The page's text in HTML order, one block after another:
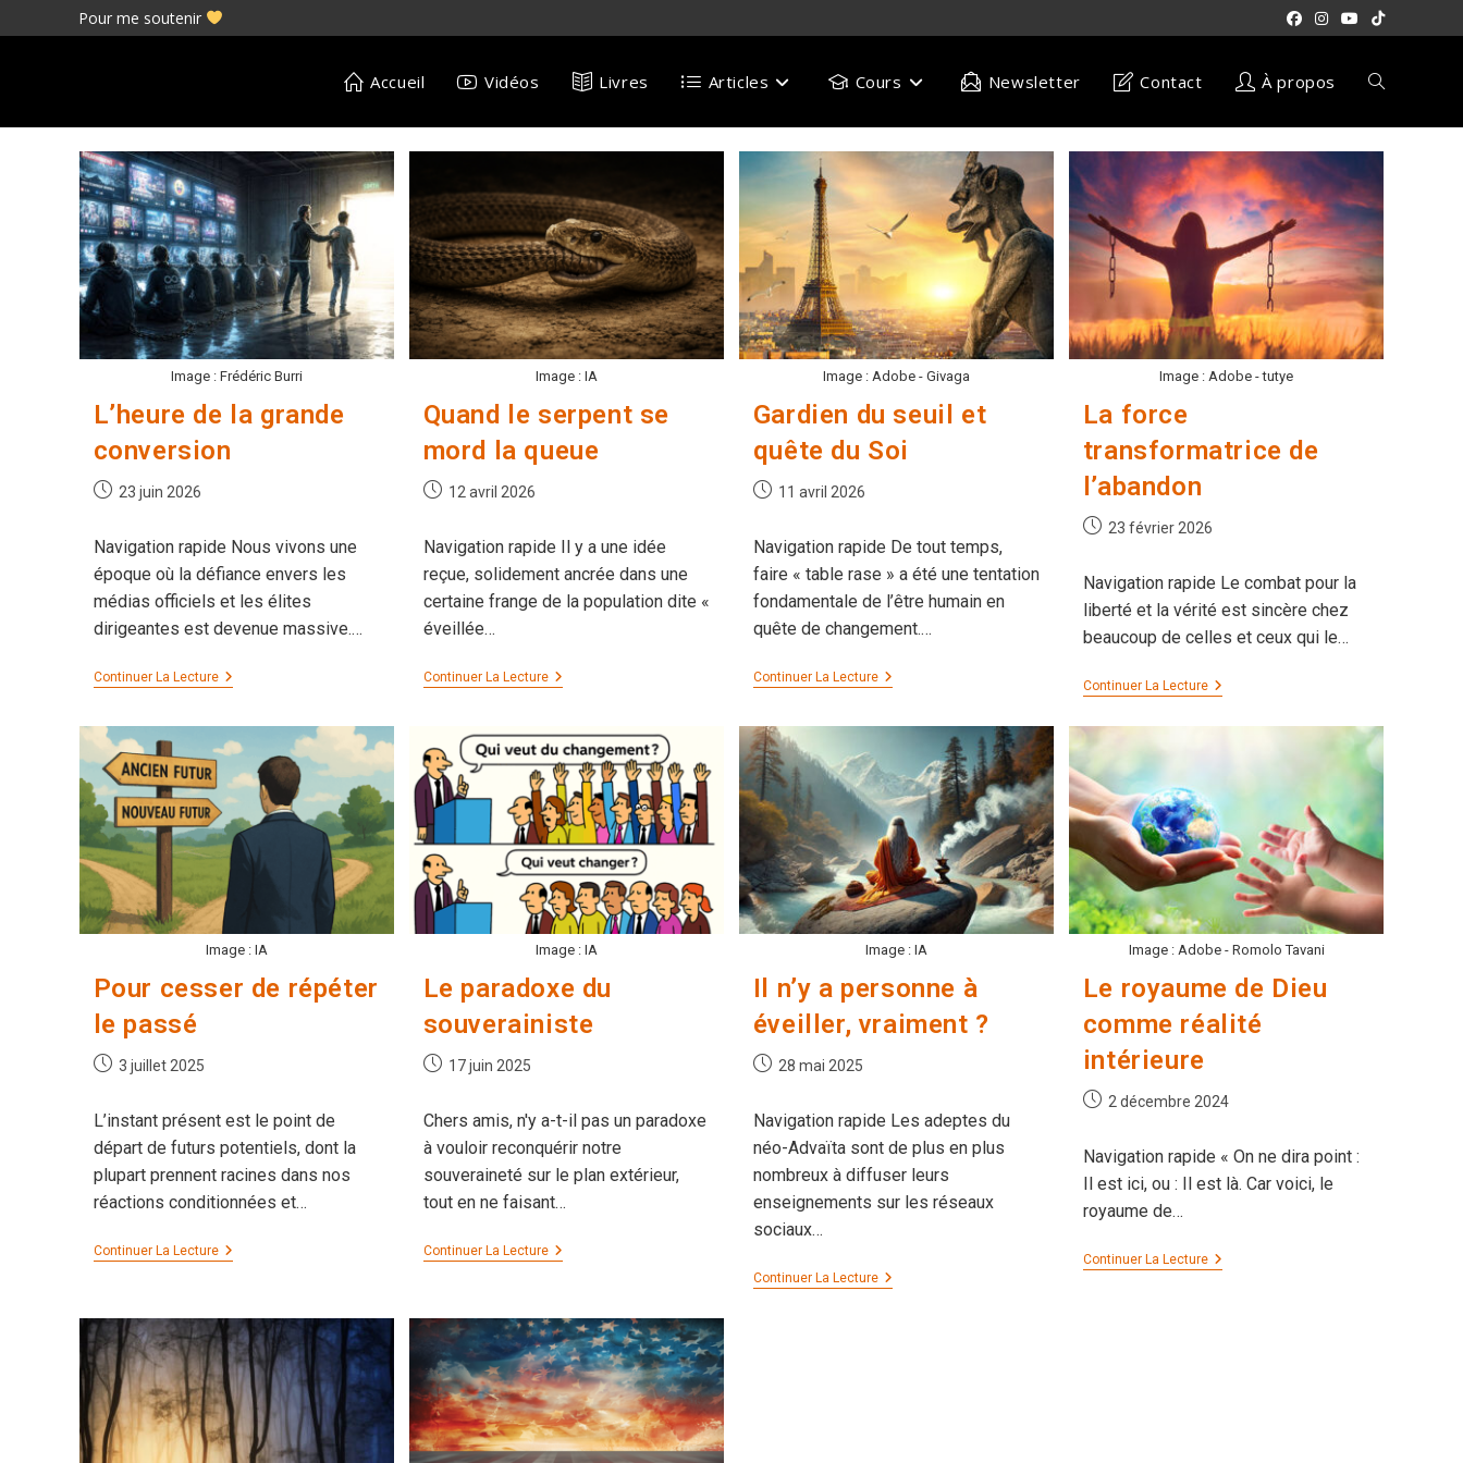
Pour me soutenir
Accueil Vidéos Livres Articles Cours Newsletter Contact À propos Toggle
search
Image : Frédéric Burri
L’heure de la grande
conversion
Publication
23 juin 2026
Navigation rapide Nous vivons une
époque où la défiance envers les
médias officiels et les élites
dirigeantes est devenue massive.…
Continuer La LectureL’heure
Grande
Conversion
Image : IA
Quand le serpent se
mord la queue
Publication
12 avril 2026
Navigation rapide Il y a une idée
reçue, solidement ancrée dans une
certaine frange de la population dite «
éveillée…
Continuer La LectureQuand
Mord
La
Queue
Image : Adobe - Givaga
Gardien du seuil et
quête du Soi
Publication
11 avril 2026
Navigation rapide De tout temps,
faire « table rase » a été une tentation
fondamentale de l’être humain en
quête de changement.…
Continuer La LectureGardien
Et
Du
Soi
Image : Adobe - tutye
La force
transformatrice de
l’abandon
Publication
23 février 2026
Navigation rapide Le combat pour la
liberté et la vérité est sincère chez
beaucoup de celles et ceux qui le…
Continuer La LectureLa
Image : IA
Pour cesser de répéter
le passé
Publication
3 juillet 2025
L’instant présent est le point de
départ de futurs potentiels, dont la
plupart prennent racines dans nos
réactions conditionnées et…
Continuer La LecturePour
Le
Passé
Image : IA
Le paradoxe du
souverainiste
Publication
17 juin 2025
Chers amis, n'y a-t-il pas un paradoxe
à vouloir reconquérir notre
souveraineté sur le plan extérieur,
tout en ne faisant…
Continuer La LectureLe
Image : IA
Il n’y a personne à
éveiller, vraiment ?
Publication
28 mai 2025
Navigation rapide Les adeptes du
néo-Advaïta sont de plus en plus
nombreux à diffuser leurs
enseignements sur les réseaux
sociaux…
Continuer La LectureIl
Image : Adobe - Romolo Tavani
Le royaume de Dieu
comme réalité
intérieure
Publication
2 décembre 2024
Navigation rapide « On ne dira point :
Il est ici, ou : Il est là. Car voici, le
royaume de…
Continuer La LectureLe